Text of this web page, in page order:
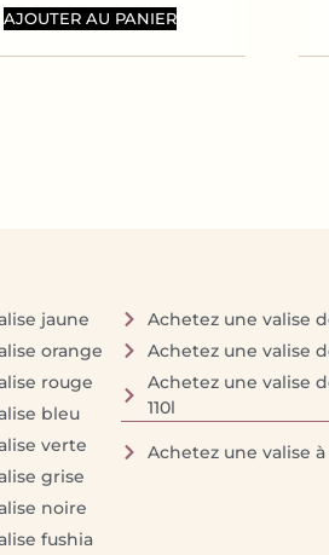
AJOUTER AU PANIER
jaune
orange
rouge
bleu
verte
grise
noire
fushia
Achetez une valise
Achetez une valise
Achetez une valise
110l
Achetez une valise